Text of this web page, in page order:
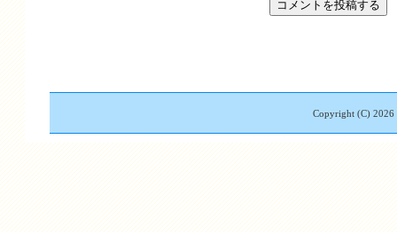
Copyright (C) 2026